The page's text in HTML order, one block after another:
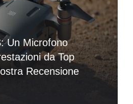
Un Microfono
da Top
Recensione